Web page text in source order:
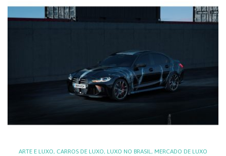
ARTE E LUXO, CARROS DE LUXO, LUXO NO BRASIL, MERCADO DE LUXO